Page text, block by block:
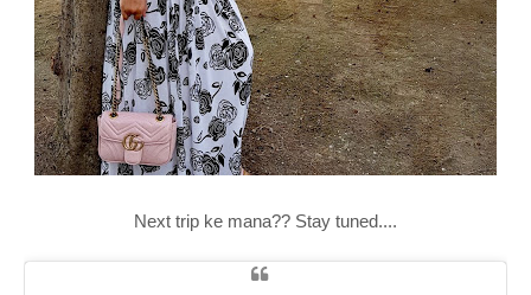
Next trip ke mana?? Stay tuned....